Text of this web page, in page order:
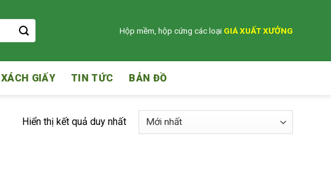
Hộp mềm, hộp cứng các loại GIÁ XUẤT XƯỞNG
GIẤY TIN TỨC BẢN ĐỒ
Hiển thị kết quả duy nhất